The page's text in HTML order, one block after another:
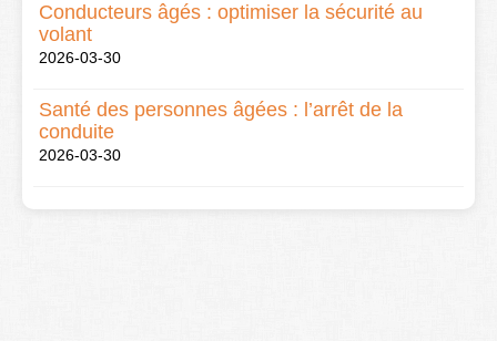
Conducteurs âgés : optimiser la sécurité au
volant
2026-03-30
Santé des personnes âgées : l’arrêt de la
conduite
2026-03-30